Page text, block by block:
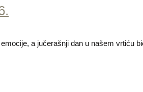
a jučerašnji dan u našem vrtiću